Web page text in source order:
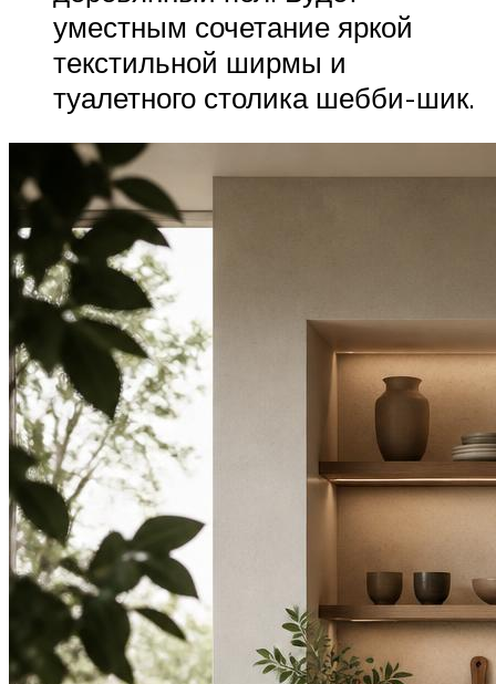
уместным сочетание яркой
текстильной ширмы и
туалетного столика шебби-шик.